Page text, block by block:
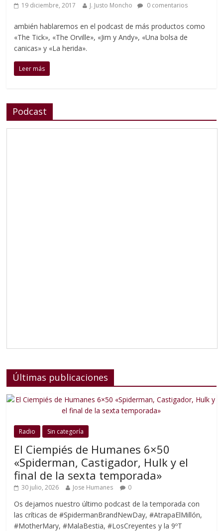
19 diciembre, 2017 J. Justo Moncho 0 comentarios
ambién hablaremos en el podcast de más productos como
«The Tick», «The Orville», «Jim y Andy», «Una bolsa de
canicas» y «La herida».
Leer más
Podcast
Últimas publicaciones
Radio Sin categoría
El Ciempiés de Humanes 6×50
«Spiderman, Castigador, Hulk y el
final de la sexta temporada»
30 julio, 2026 Jose Humanes 0
Os dejamos nuestro último podcast de la temporada con
las críticas de #SpidermanBrandNewDay, #AtrapaElMillón,
#MotherMary, #MalaBestia, #LosCreyentes y la 9ºT